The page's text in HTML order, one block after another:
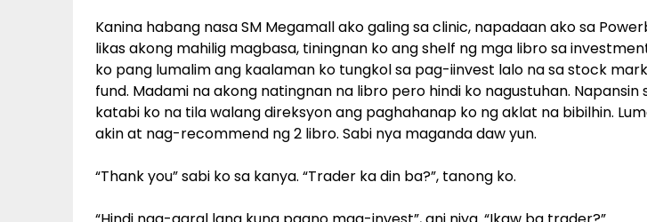
Kanina habang nasa SM Megamall ako galing sa clinic, napadaan ako sa
likas akong mahilig magbasa, tiningnan ko ang shelf ng mga libro sa
ko pang lumalim ang kaalaman ko tungkol sa pag-iinvest lalo na sa stock
fund. Madami na akong natingnan na libro pero hindi ko nagustuhan. Napansin
katabi ko na tila walang direksyon ang paghahanap ko ng aklat na bibilhin.
akin at nag-recommend ng 2 libro. Sabi nya maganda daw yun.
“Thank you” sabi ko sa kanya. “Trader ka din ba?”, tanong ko.